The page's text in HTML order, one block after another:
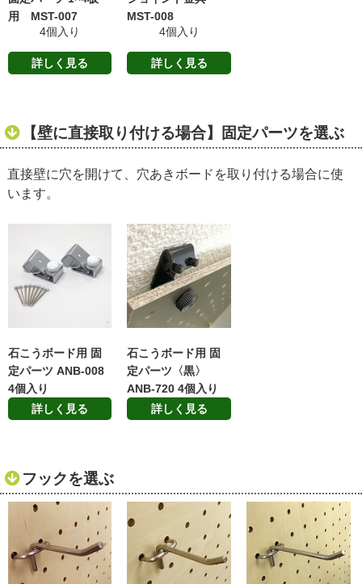
用 MST-007
4個入り
詳しく見る
MST-008
4個入り
詳しく見る
【壁に直接取り付ける場合】固定パーツを選ぶ
直接壁に穴を開けて、穴あきボードを取り付ける場合に使
います。
石こうボード用 固
定パーツ ANB-008
4個入り
詳しく見る
石こうボード用 固
定パーツ〈黒〉
ANB-720 4個入り
詳しく見る
フックを選ぶ